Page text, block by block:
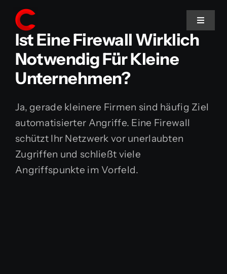
content
Toggle
Home
Ist Eine Firewall Wirklich
Notwendig Für Kleine
Unternehmen?
Ja, gerade kleinere Firmen sind häufig Ziel
automatisierter Angriffe. Eine Firewall
schützt Ihr Netzwerk vor unerlaubten
Zugriffen und schließt viele
Angriffspunkte im Vorfeld.